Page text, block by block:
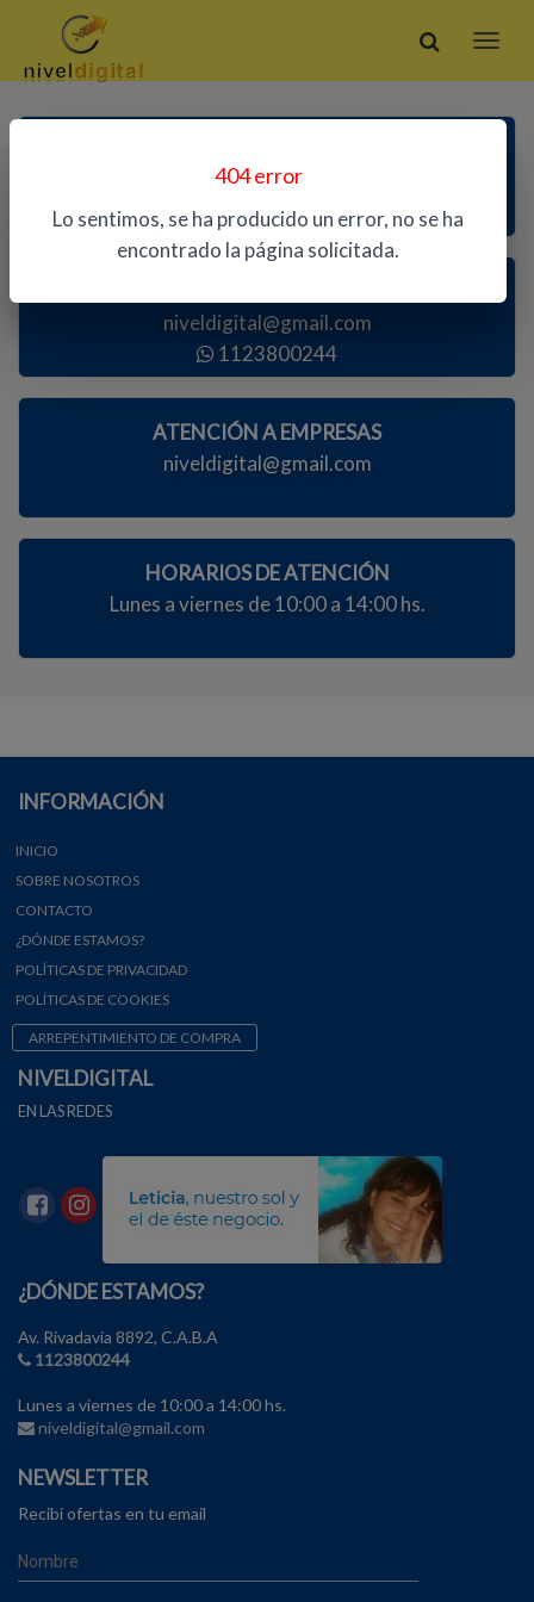
404 error
Lo sentimos, se ha producido un error, no se ha
encontrado la página solicitada.
niveldigital@gmail.com
1123800244
ATENCIÓN A EMPRESAS
niveldigital@gmail.com
HORARIOS DE ATENCIÓN
Lunes a viernes de 10:00 a 14:00 hs.
INFORMACIÓN
INICIO
SOBRE NOSOTROS
CONTACTO
¿DÓNDE ESTAMOS?
POLÍTICAS DE PRIVACIDAD
POLÍTICAS DE COOKIES
ARREPENTIMIENTO DE COMPRA
NIVELDIGITAL
EN LAS REDES
¿DÓNDE ESTAMOS?
Av. Rivadavia 8892, C.A.B.A
1123800244
Lunes a viernes de 10:00 a 14:00 hs.
niveldigital@gmail.com
NEWSLETTER
Recibí ofertas en tu email